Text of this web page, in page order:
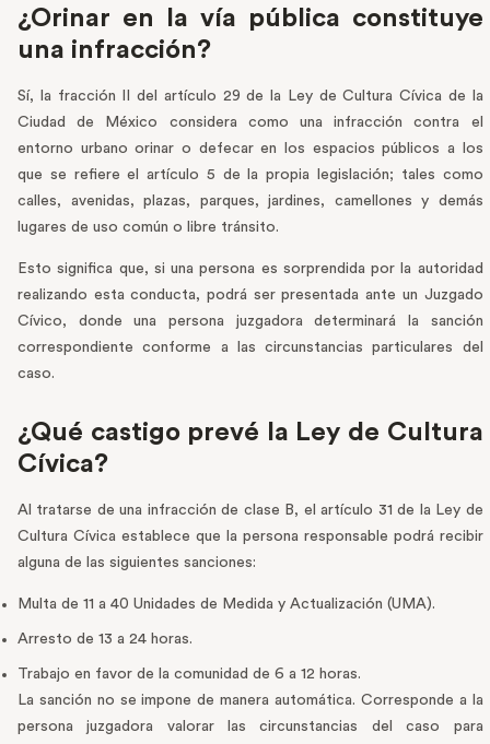
¿Orinar en la vía pública constituye
una infracción?
Sí, la fracción II del artículo 29 de la Ley de Cultura Cívica de la
Ciudad de México considera como una infracción contra el
entorno urbano orinar o defecar en los espacios públicos a los
que se refiere el artículo 5 de la propia legislación; tales como
calles, avenidas, plazas, parques, jardines, camellones y demás
lugares de uso común o libre tránsito.
Esto significa que, si una persona es sorprendida por la autoridad
realizando esta conducta, podrá ser presentada ante un Juzgado
Cívico, donde una persona juzgadora determinará la sanción
correspondiente conforme a las circunstancias particulares del
caso.
¿Qué castigo prevé la Ley de Cultura
Cívica?
Al tratarse de una infracción de clase B, el artículo 31 de la Ley de
Cultura Cívica establece que la persona responsable podrá recibir
alguna de las siguientes sanciones:
Multa de 11 a 40 Unidades de Medida y Actualización (UMA).
Arresto de 13 a 24 horas.
Trabajo en favor de la comunidad de 6 a 12 horas.
La sanción no se impone de manera automática. Corresponde a la
persona juzgadora valorar las circunstancias del caso para